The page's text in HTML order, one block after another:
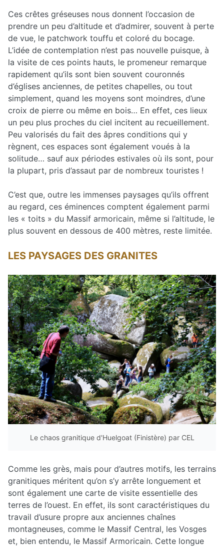
Ces crêtes gréseuses nous donnent l’occasion de
prendre un peu d’altitude et d’admirer, souvent à perte
de vue, le patchwork touffu et coloré du bocage.
L’idée de contemplation n’est pas nouvelle puisque, à
la visite de ces points hauts, le promeneur remarque
rapidement qu’ils sont bien souvent couronnés
d’églises anciennes, de petites chapelles, ou tout
simplement, quand les moyens sont moindres, d’une
croix de pierre ou même en bois… En effet, ces lieux
un peu plus proches du ciel incitent au recueillement.
Peu valorisés du fait des âpres conditions qui y
règnent, ces espaces sont également voués à la
solitude… sauf aux périodes estivales où ils sont, pour
la plupart, pris d’assaut par de nombreux touristes !
C’est que, outre les immenses paysages qu’ils offrent
au regard, ces éminences comptent également parmi
les « toits » du Massif armoricain, même si l’altitude, le
plus souvent en dessous de 400 mètres, reste limitée.
LES PAYSAGES DES GRANITES
Le chaos granitique d'Huelgoat (Finistère) par CEL
Comme les grès, mais pour d’autres motifs, les terrains
granitiques méritent qu’on s’y arrête longuement et
sont également une carte de visite essentielle des
terres de l’ouest. En effet, ils sont caractéristiques du
travail d’usure propre aux anciennes chaînes
montagneuses, comme le Massif Central, les Vosges
et, bien entendu, le Massif Armoricain. Cette longue